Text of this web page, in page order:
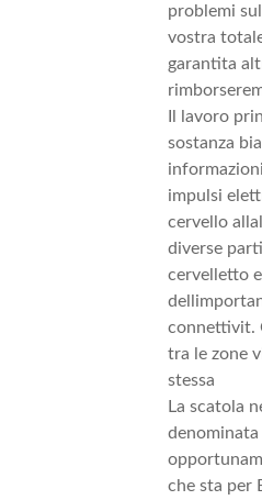
problemi
vostra
garantita
Il lavoro
sostanza
impulsi
cervello
diverse
cervelletto
connettivit.
tra le zone
stessa
La scatola
che sta per